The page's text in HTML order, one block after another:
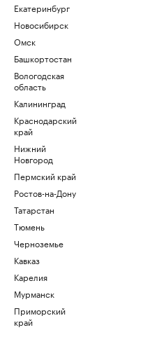
Екатеринбург
Новосибирск
Омск
Башкортостан
Вологодская
область
Калининград
Краснодарский
край
Нижний
Новгород
Пермский край
Ростов-на-Дону
Татарстан
Тюмень
Черноземье
Кавказ
Карелия
Мурманск
Приморский
край